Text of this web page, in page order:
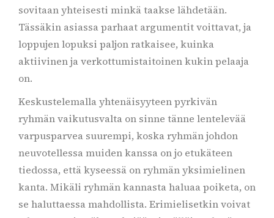
sovitaan yhteisesti minkä taakse lähdetään.
Tässäkin asiassa parhaat argumentit voittavat, ja
loppujen lopuksi paljon ratkaisee, kuinka
aktiivinen ja verkottumistaitoinen kukin pelaaja
on.
Keskustelemalla yhtenäisyyteen pyrkivän
ryhmän vaikutusvalta on sinne tänne lentelevää
varpusparvea suurempi, koska ryhmän johdon
neuvotellessa muiden kanssa on jo etukäteen
tiedossa, että kyseessä on ryhmän yksimielinen
kanta. Mikäli ryhmän kannasta haluaa poiketa, on
se haluttaessa mahdollista. Erimielisetkin voivat